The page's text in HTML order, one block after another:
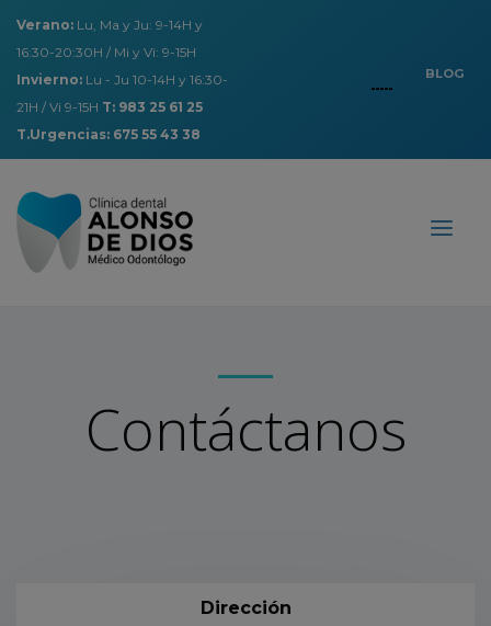
Verano: Lu, Ma y Ju: 9-14H y
16:30-20:30H / Mi y Vi: 9-15H
Invierno: Lu - Ju 10-14H y 16:30-
21H / Vi 9-15H T: 983 25 61 25
T.Urgencias: 675 55 43 38
BLOG
Contáctanos
Dirección